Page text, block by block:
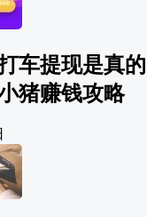
车提现是真的
猪赚钱攻略